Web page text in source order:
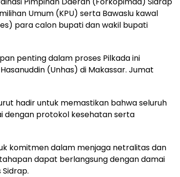
Umum (KPU) serta Bawaslu kawal
para calon bupati dan wakil bupati
penting dalam proses Pilkada ini
(Unhas) di Makassar. Jumat
hadir untuk memastikan bahwa seluruh
dengan protokol kesehatan serta
komitmen dalam menjaga netralitas dan
dapat berlangsung dengan damai